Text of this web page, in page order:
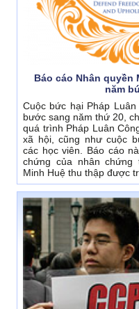
Báo cáo Nhân quyền
năm
Cuộc bức hại Pháp
bước sang năm thứ 20,
quá trình Pháp Luân
xã hội, cũng như cuộc
các học viên. Báo cáo
chứng của nhân
Minh Huệ thu thập được